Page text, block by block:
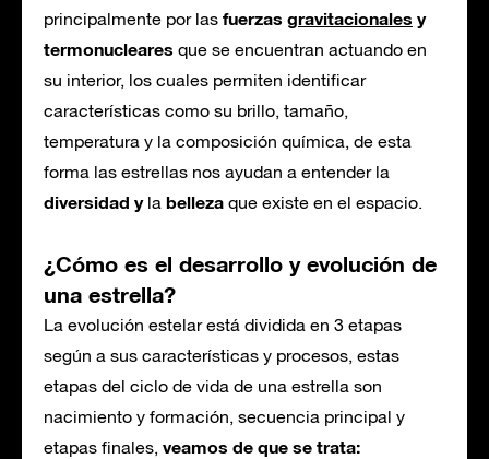
principalmente por las fuerzas gravitacionales y
termonucleares que se encuentran actuando en
su interior, los cuales permiten identificar
características como su brillo, tamaño,
temperatura y la composición química, de esta
forma las estrellas nos ayudan a entender la
diversidad y la belleza que existe en el espacio.
¿Cómo es el desarrollo y evolución de
una estrella?
La evolución estelar está dividida en 3 etapas
según a sus características y procesos, estas
etapas del ciclo de vida de una estrella son
nacimiento y formación, secuencia principal y
etapas finales, veamos de que se trata: